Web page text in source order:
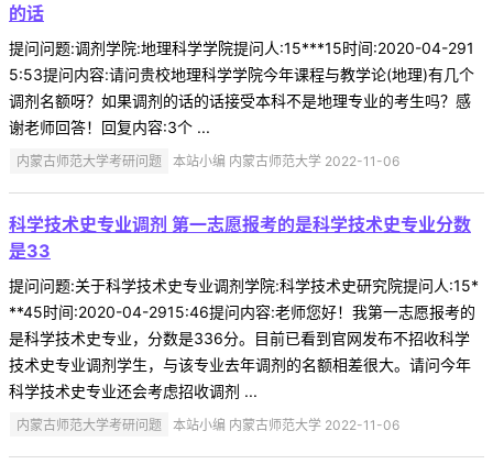
的话
提问问题:调剂学院:地理科学学院提问人:15***15时间:2020-04-291
5:53提问内容:请问贵校地理科学学院今年课程与教学论(地理)有几个
调剂名额呀？如果调剂的话的话接受本科不是地理专业的考生吗？感
谢老师回答！回复内容:3个 ...
内蒙古师范大学考研问题 本站小编 内蒙古师范大学 2022-11-06
科学技术史专业调剂 第一志愿报考的是科学技术史专业分数
是33
提问问题:关于科学技术史专业调剂学院:科学技术史研究院提问人:15*
**45时间:2020-04-2915:46提问内容:老师您好！我第一志愿报考的
是科学技术史专业，分数是336分。目前已看到官网发布不招收科学
技术史专业调剂学生，与该专业去年调剂的名额相差很大。请问今年
科学技术史专业还会考虑招收调剂 ...
内蒙古师范大学考研问题 本站小编 内蒙古师范大学 2022-11-06